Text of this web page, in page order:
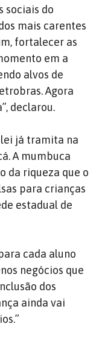
sociais do
mais carentes
fortalecer as
em a
alvos de
Agora
declarou.
já tramita na
A mumbuca
da riqueza que o
para crianças
estadual de
cada aluno
negócios que
dos
ainda vai